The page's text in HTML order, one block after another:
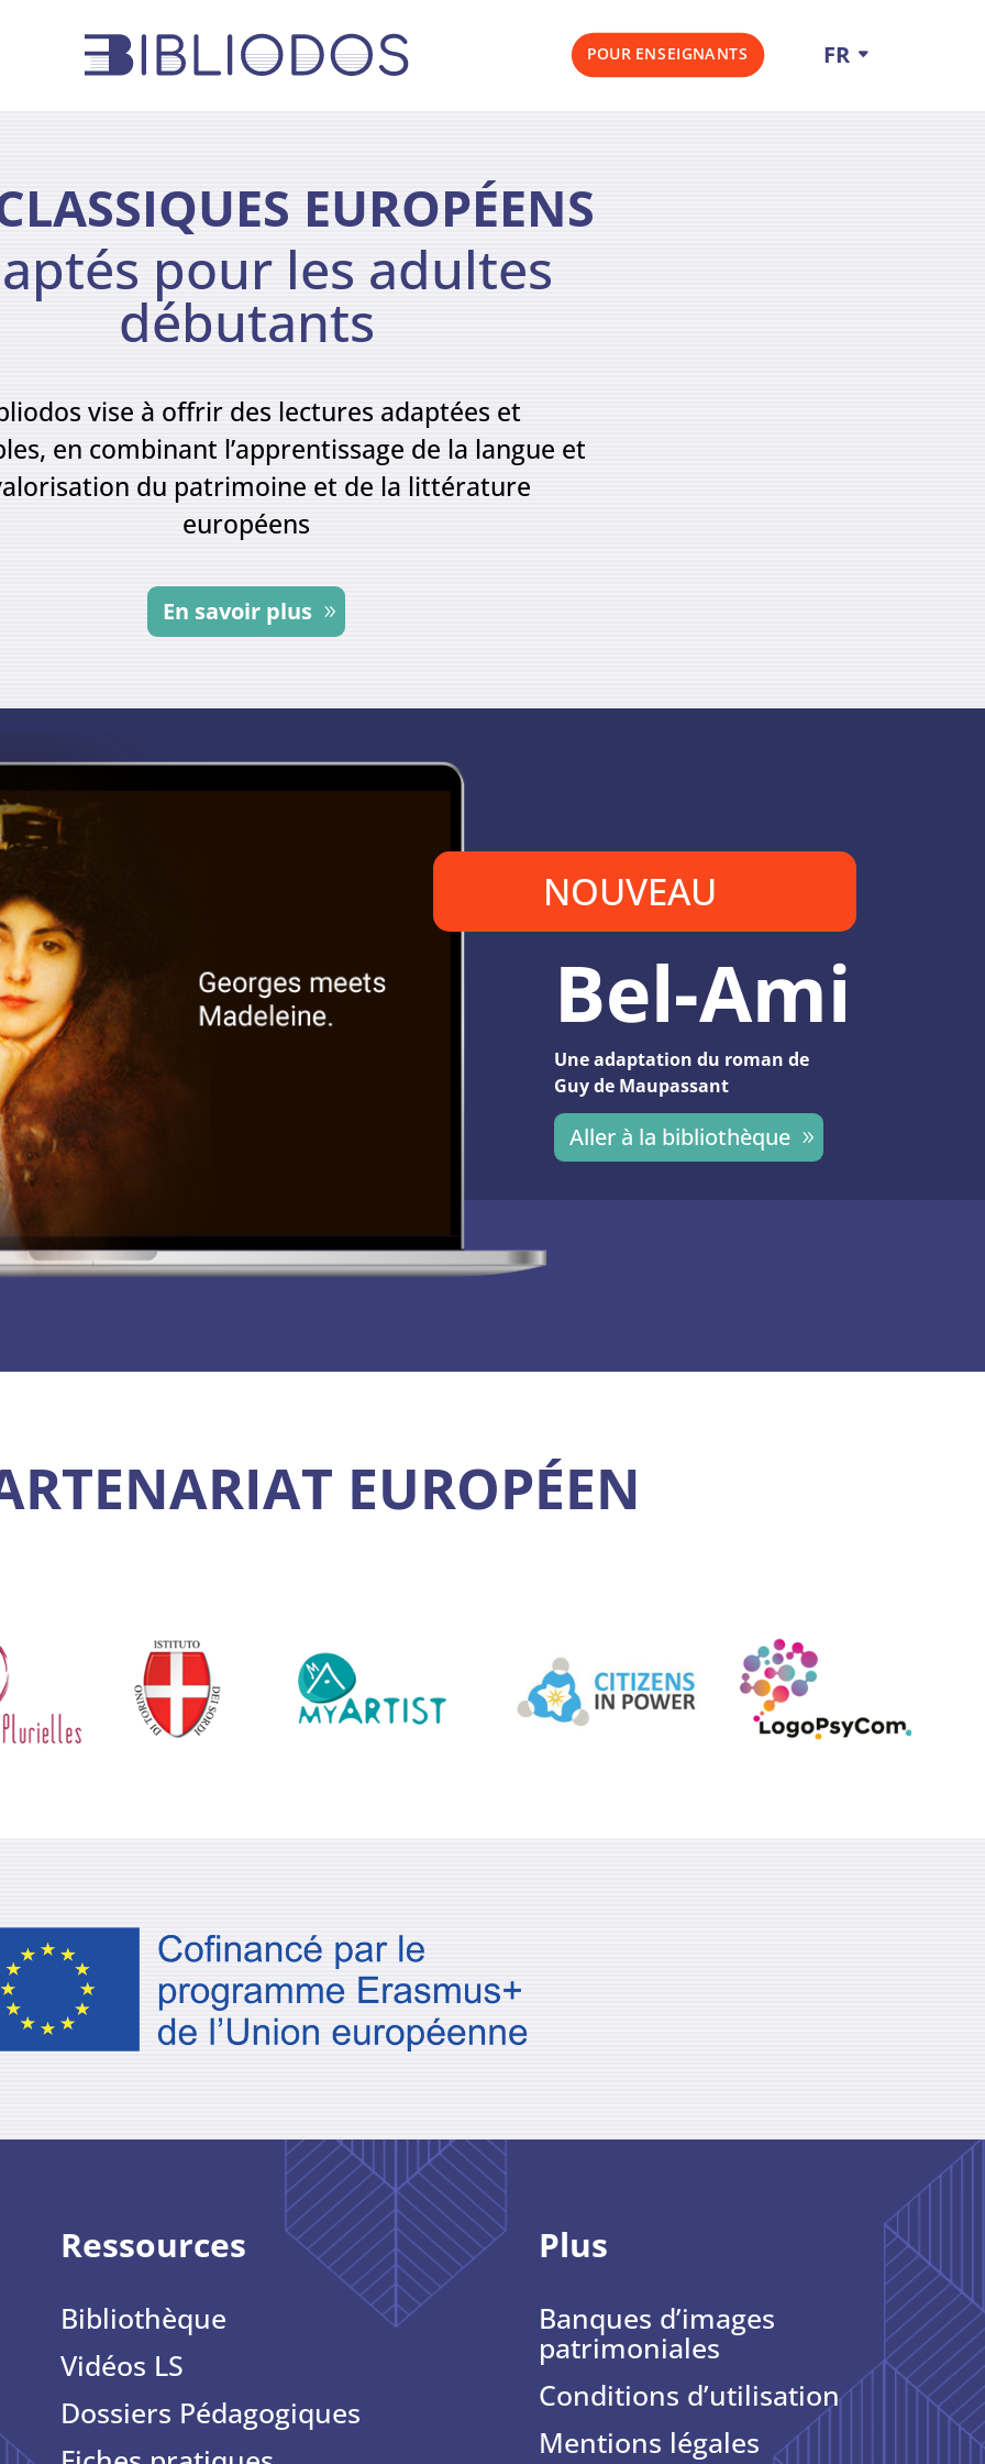
POUR ENSEIGNANTS FR
EUROPÉENS
pour les adultes
débutants
vise à offrir des lectures adaptées et
en combinant l’apprentissage de la langue et
du patrimoine et de la littérature
européens
En savoir plus
NOUVEAU
Bel-Ami
Une adaptation du roman de
Guy de Maupassant
Aller à la bibliothèque
EUROPÉEN
Ressources
Bibliothèque
Vidéos LS
Dossiers Pédagogiques
Plus
Banques d’images
patrimoniales
Conditions d’utilisation
Mentions légales